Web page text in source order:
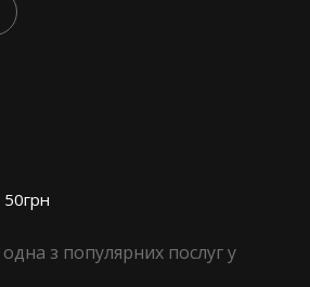
50грн
одна з популярних послуг у